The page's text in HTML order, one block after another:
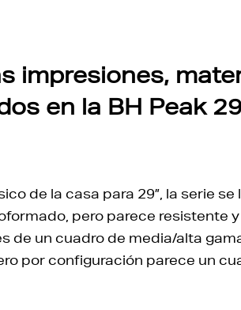
impresiones,
en la BH Peak
de la casa para 29”, la serie se
pero parece resistente
de un cuadro de media/alta
por configuración parece un